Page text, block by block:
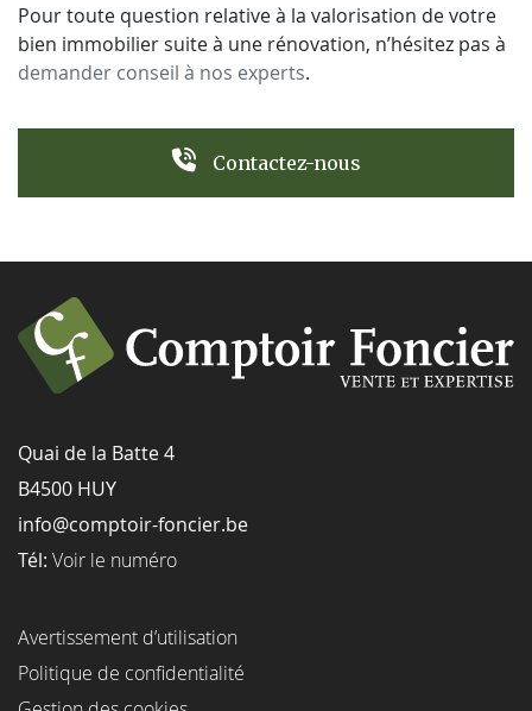
Pour toute question relative à la valorisation de votre
bien immobilier suite à une rénovation, n’hésitez pas à
demander conseil à nos experts.
Contactez-nous
Quai de la Batte 4
B4500 HUY
info@comptoir-foncier.be
Tél: Voir le numéro
Avertissement d’utilisation
Politique de confidentialité